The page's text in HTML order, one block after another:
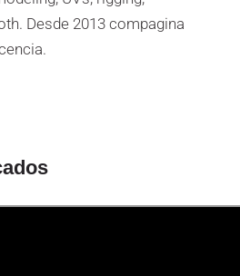
Desde 2013 compagina